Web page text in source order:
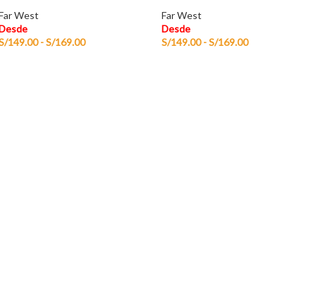
West
149.00 - S/169.00
Far West
Desde
S/149.00 -S/169.00